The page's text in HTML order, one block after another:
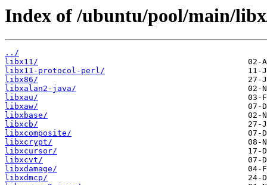
Index of /ubuntu/pool/main/
../
libx11/
libx11-protocol-perl/
libx86/
libxalan2-java/
libxau/
libxaw/
libxbase/
libxcb/
libxcomposite/
libxcrypt/
libxcursor/
libxcvt/
libxdamage/
libxdmcp/